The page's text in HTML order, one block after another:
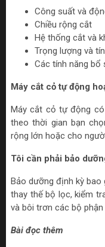
Công suất và
Chiều rộng cắt
Hệ thống cắt và
Trọng lượng và
Các tính năng bổ
Máy cắt cỏ tự động
Máy cắt cỏ tự động
theo thời gian bạn
rộng lớn hoặc cho
Tôi cần phải bảo
Bảo dưỡng định kỳ
thay thế bộ lọc, kiểm
và bôi trơn các bộ
Bài đọc thêm